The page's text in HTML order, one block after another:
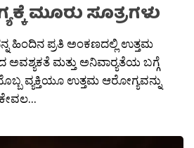
ಮೂರು ಸೂತ್ರಗಳು
ಹಿಂದಿನ ಪ್ರತಿ ಅಂಕಣದಲ್ಲಿ ಉತ್ತಮ
ಮತ್ತು ಅನಿವಾರ‍್ಯತೆಯ ಬಗ್ಗೆ
ವ್ಯಕ್ತಿಯೂ ಉತ್ತಮ ಆರೋಗ್ಯವನ್ನು